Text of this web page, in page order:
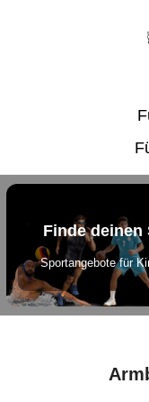
Finde deinen
Sportangebote für